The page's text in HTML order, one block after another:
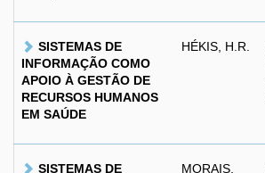
SISTEMAS DE
INFORMAÇÃO COMO
APOIO À GESTÃO DE
RECURSOS HUMANOS
EM SAÚDE
HÉKIS, H.R.
SISTEMAS DE
MORAIS,